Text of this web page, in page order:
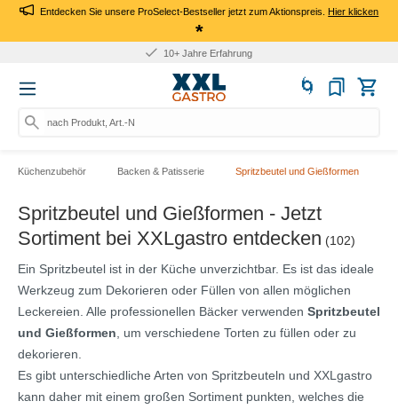
Entdecken Sie unsere ProSelect-Bestseller jetzt zum Aktionspreis.Hier klicken
*
10+ Jahre Erfahrung
nach Produkt, Art.-Nr., Marke
Küchenzubehör Backen & Patisserie Spritzbeutel und Gießformen
Spritzbeutel und Gießformen - Jetzt
Sortiment bei XXLgastro entdecken (102)
Ein Spritzbeutel ist in der Küche unverzichtbar. Es ist das ideale
Werkzeug zum Dekorieren oder Füllen von allen möglichen
Leckereien. Alle professionellen Bäcker verwenden Spritzbeutel
und Gießformen , um verschiedene Torten zu füllen oder zu
dekorieren.
Es gibt unterschiedliche Arten von Spritzbeuteln und XXLgastro
kann daher mit einem großen Sortiment punkten, welches die